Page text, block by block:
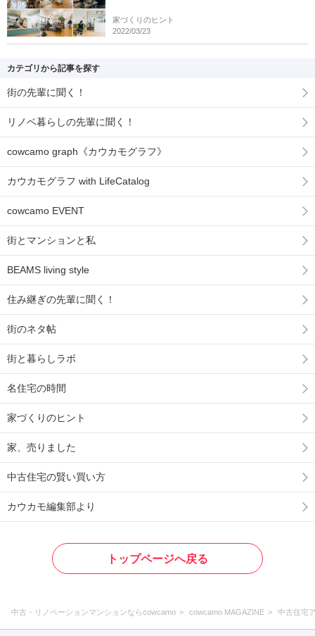
家づくりのヒント
2022/03/23
カテゴリから記事を探す
街の先輩に聞く！
リノベ暮らしの先輩に聞く！
cowcamo graph《カウカモグラフ》
カウカモグラフ with LifeCatalog
cowcamo EVENT
街とマンションと私
BEAMS living style
住み継ぎの先輩に聞く！
街のネタ帖
街と暮らしラボ
名住宅の時間
家づくりのヒント
家、売りました
中古住宅の賢い買い方
カウカモ編集部より
トップページへ戻る
中古・リノベーションマンションならcowcamo cowcamo MAGAZINE 中古住宅